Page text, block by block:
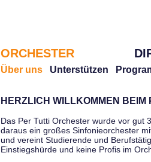
ORCHESTER
Über uns Unterstützen
HERZLICH WILLKOMMEN BEIM
Das Per Tutti Orchester wurde vor gut
daraus ein großes Sinfonieorchester
und vereint Studierende und
Einstiegshürde und keine Profis im